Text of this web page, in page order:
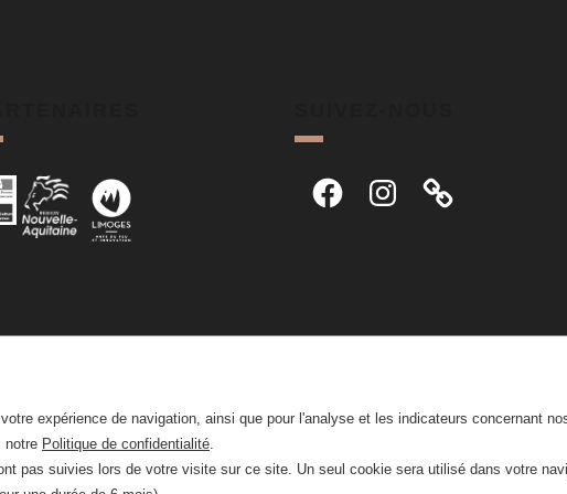
FacebookInstagram
expérience de navigation, ainsi que pour l'analyse et les indicateurs concernant
notre Politique de confidentialité.
pas suivies lors de votre visite sur ce site. Un seul cookie sera utilisé dans votre